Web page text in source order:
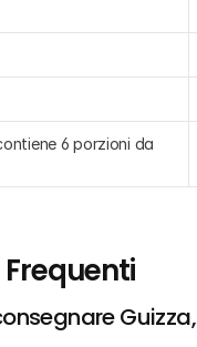
6 porzioni da
Guizza,